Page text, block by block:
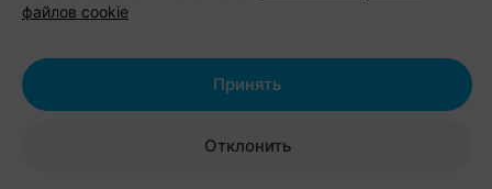
файлов cookie
Отклонить
Принять